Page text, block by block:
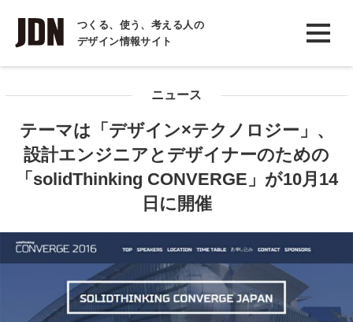
つくる、使う、考える人の
デザイン情報サイト
INTERVIEW
インタビュー
COLUMN
コラム
ニュース
テーマは「デザイン×テクノロジー」、
設計エンジニアとデザイナーのための
「solidThinking CONVERGE」が10月14
日に開催